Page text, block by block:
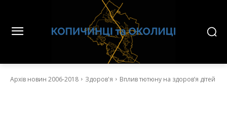
Архів новин 2006-2018 Здоров'я Вплив тютюну на здоров’я дітей